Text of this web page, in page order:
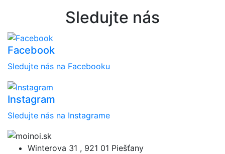
Sledujte nás
Facebook
Sledujte nás na Facebooku
Instagram
Sledujte nás na Instagrame
Winterova 31 , 921 01 Piešťany